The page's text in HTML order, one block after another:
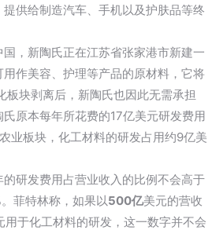
供给制造汽车、手机以及护肤品等终
，新陶氏正在江苏省张家港市新建一
作美容、护理等产品的原材料，它将
板块剥离后，新陶氏也因此无需承担
原本每年所花费的17亿美元研发费用
业板块，化工材料的研发占用约9亿美
研发费用占营业收入的比例不会高于
。菲特林称，如果以500亿美元的营收
用于化工材料的研发，这一数字并不会